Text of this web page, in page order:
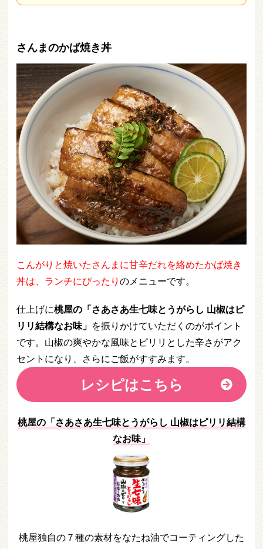
さんまのかば焼き丼
こんがりと焼いたさんまに甘辛だれを絡めたかば焼き
丼は、ランチにぴったりのメニューです。
仕上げに桃屋の「さあさあ生七味とうがらし 山椒はピ
リリ結構なお味」 を振りかけていただくのがポイント
です。山椒の爽やかな風味とピリリとした辛さがアク
セントになり、さらにご飯がすすみます。
レシピはこちら
桃屋の「さあさあ生七味とうがらし 山椒はピリリ結構
なお味」
桃屋独自の７種の素材をなたね油でコーティングした